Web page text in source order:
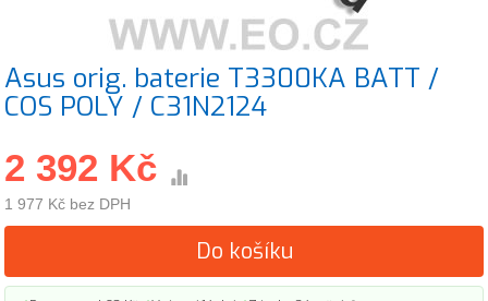
Asus orig. baterie T3300KA BATT /
COS POLY / C31N2124
2 392 Kč
1 977 Kč bez DPH
Do košíku